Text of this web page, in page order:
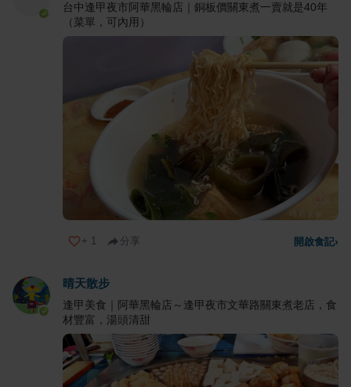
台中逢甲夜市阿華黑輪店｜銅板價關東煮一賣就是40年
（菜單，可內用）
+ 1 分享 開啟食記›
晴天散步
逢甲美食｜阿華黑輪店～逢甲夜市文華路關東煮老店，食
材豐富，湯頭清甜